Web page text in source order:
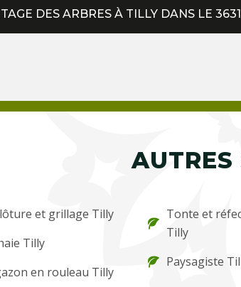
DES ARBRES À TILLY DANS LE
AUTRES
et grillage Tilly
Tilly
en rouleau Tilly
Tonte et
Tilly
Paysagiste